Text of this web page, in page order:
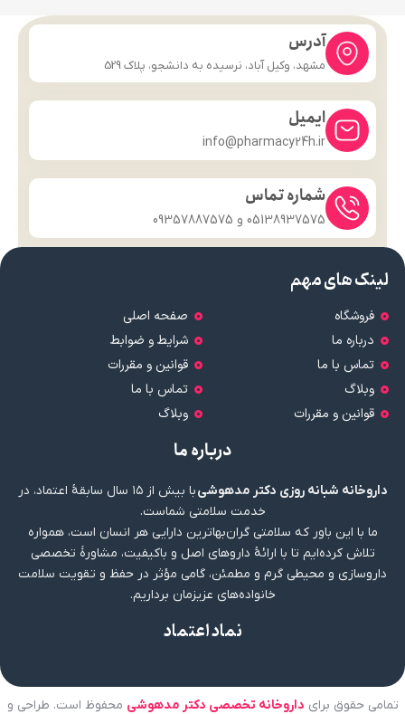
آدرس
مشهد، وکیل آباد، نرسیده به دانشجو، پلاک 529
ایمیل
info@pharmacy24h.ir
شماره تماس
05138937575 و 09357887575
لینک های مهم
فروشگاه
درباره ما
تماس با ما
وبلاگ
قوانین و مقررات
صفحه اصلی
شرایط و ضوابط
قوانین و مقررات
تماس با ما
وبلاگ
درباره ما
داروخانه شبانه روزی دکتر مدهوشی
با بیش از ۱۵ سال سابقهٔ اعتماد، در
خدمت سلامتی شماست.
ما با این باور که سلامتی گران‌بهاترین دارایی هر انسان است، همواره
تلاش کرده‌ایم تا با ارائهٔ داروهای اصل و باکیفیت، مشاورهٔ تخصصی
داروسازی و محیطی گرم و مطمئن، گامی مؤثر در حفظ و تقویت سلامت
خانواده‌های عزیزمان برداریم.
نماد اعتماد
تمامی حقوق برای داروخانه تخصصی دکتر مدهوشی محفوظ است. طراحی و